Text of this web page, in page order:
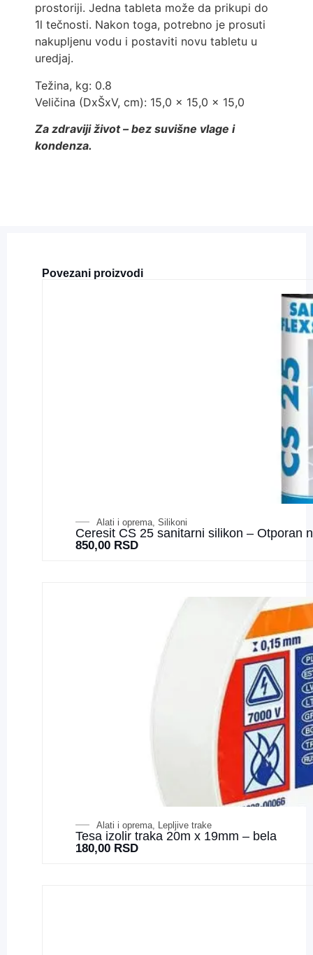
prostoriji. Jedna tableta može da prikupi do
1l tečnosti. Nakon toga, potrebno je prosuti
nakupljenu vodu i postaviti novu tabletu u
uredjaj.
Težina, kg: 0.8
Veličina (DxŠxV, cm): 15,0 x 15,0 x 15,0
Za zdraviji život – bez suvišne vlage i
kondenza.
Povezani proizvodi
Alati i oprema, Silikoni
Ceresit CS 25 sanitarni silikon – Otporan
850,00 RSD
Alati i oprema, Lepljive trake
Tesa izolir traka 20m x 19mm – bela
180,00 RSD